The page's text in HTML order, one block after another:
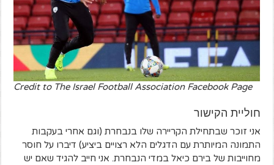
Credit to The Israel Football Association Facebook Page
חוליית הקישור
אני זוכר שבתחילת הקריירה שלו בנבחרת (וגם אחרי בעקבות
התמונה המיותרת עם הדגלים הלא רצויים ביציע) דיברו על חוסר
מחוייבות של בירם כיאל במדי הנבחרת. אני חייב להגיד שאם יש